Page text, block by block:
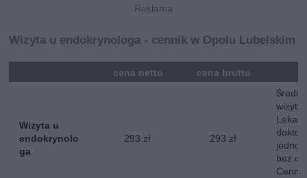
Wizyta u endokrynologa - cennik w Opolu Lubelskim
cena netto cena brutto
Wizyta u
endokrynolo
ga
293 zł 293 zł
Średni
wizyty
bez